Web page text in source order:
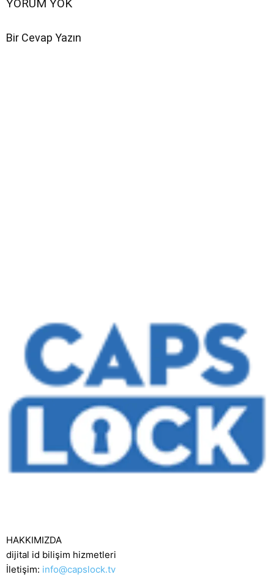
YORUM YOK
Bir Cevap Yazın
HAKKIMIZDA
dijital id bilişim hizmetleri
İletişim: info@capslock.tv